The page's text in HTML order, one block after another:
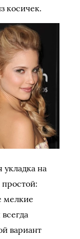
косичек.
укладка на
мелкие
вариант